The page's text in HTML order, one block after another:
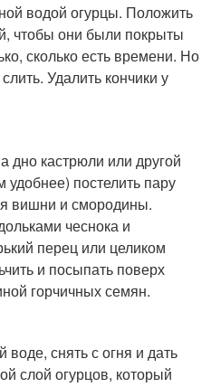
водой огурцы. Положить
чтобы они были покрыты
сколько есть времени. Но
Удалить кончики у
дно кастрюли или другой
постелить пару
вишни и смородины.
чеснока и
перец или целиком
и посыпать поверх
горчичных семян.
воде, снять с огня и дать
слой огурцов, который